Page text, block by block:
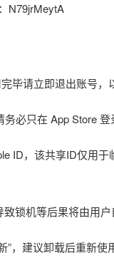
N79jrMeytA
毕请立即退出账号，
务必只在 App Store
ID，该共享ID仅用
锁机等后果将由用
”，建议卸载后重新